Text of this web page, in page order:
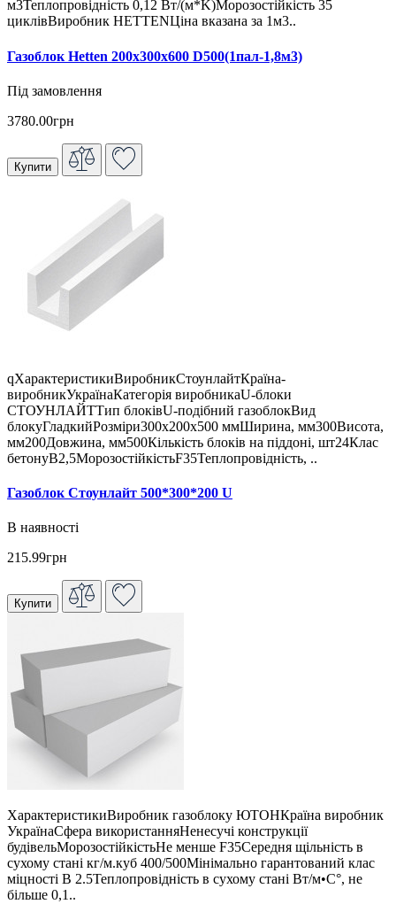
м3Теплопровідність 0,12 Вт/(м*K)Морозостійкість 35
циклівВиробник HETTENЦіна вказана за 1м3..
Газоблок Hetten 200х300х600 D500(1пал-1,8м3)
Під замовлення
3780.00грн
Купити
qХарактеристикиВиробникСтоунлайтКраїна-
виробникУкраїнаКатегорія виробникаU-блоки
СТОУНЛАЙТТип блоківU-подібний газоблокВид
блокуГладкийРозміри300x200x500 ммШирина, мм300Висота,
мм200Довжина, мм500Кількість блоків на піддоні, шт24Клас
бетонуB2,5МорозостійкістьF35Теплопровідність, ..
Газоблок Стоунлайт 500*300*200 U
В наявності
215.99грн
Купити
ХарактеристикиВиробник газоблоку ЮТОНКраїна виробник
УкраїнаСфера використанняНенесучі конструкції
будівельМорозостійкістьНе менше F35Середня щільність в
сухому стані кг/м.куб 400/500Мінімально гарантований клас
міцності В 2.5Теплопровідність в сухому стані Вт/м•С°, не
більше 0,1..